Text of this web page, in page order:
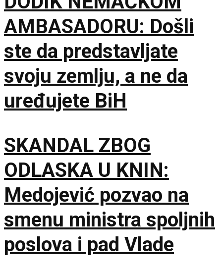
AMBASADORU: Došli
ste da predstavljate
svoju zemlju, a ne da
uređujete BiH
SKANDAL ZBOG
ODLASKA U KNIN:
Medojević pozvao na
smenu ministra spoljnih
poslova i pad Vlade